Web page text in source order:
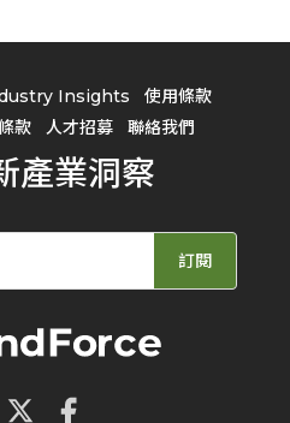
Insights
使用條款
款 人才招募 聯絡我們
產業洞察
訂閱